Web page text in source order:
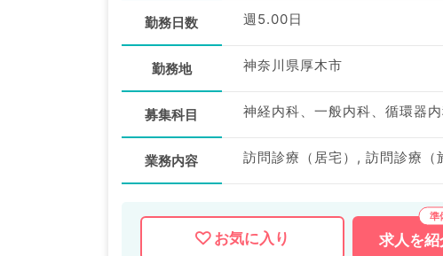
勤務日数 週5.00日
勤務地 神奈川県厚木市
募集科目
業務内容 訪問診療（居宅）, 訪問診療（
お気に入り 求人を紹